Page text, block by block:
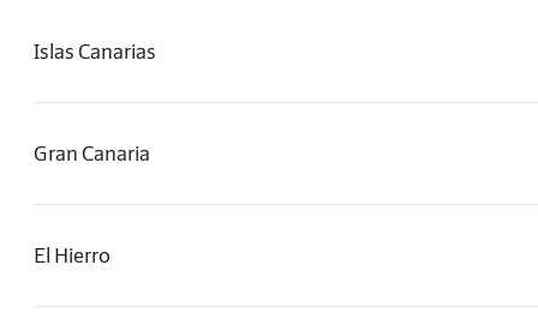
Islas Canarias
Gran Canaria
El Hierro